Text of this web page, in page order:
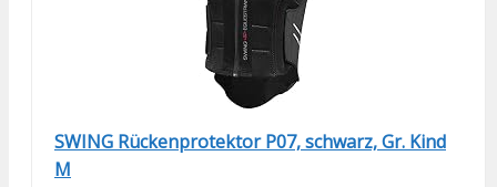
SWING Rückenprotektor P07, schwarz, Gr. Kind
M